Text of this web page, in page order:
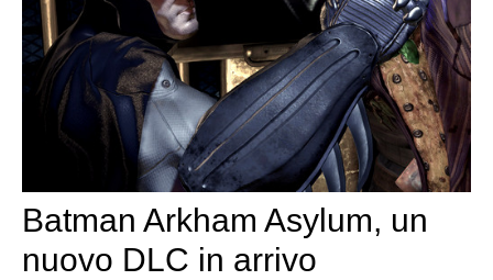
Batman Arkham Asylum, un
nuovo DLC in arrivo